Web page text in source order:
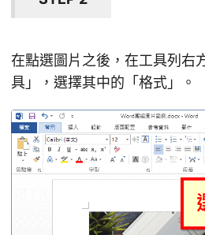
在點選圖片之後，在工具列右
具」，選擇其中的「格式」。